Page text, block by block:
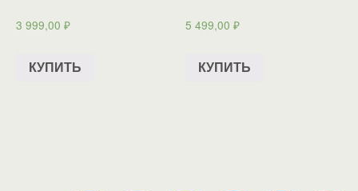
3 999,00 ₽
КУПИТЬ
5 499,00₽
КУПИТЬ